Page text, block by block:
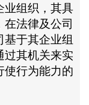
业组织，其具
法律及公司
于其企业组
过其机关来实
使行为能力的